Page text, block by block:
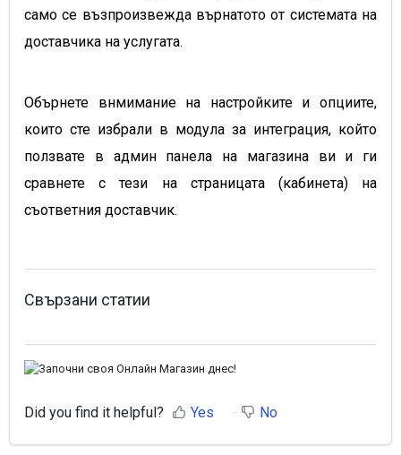
само се възпроизвежда върнатото от системата на
доставчика на услугата.
Обърнете внмимание на настройките и опциите,
които сте избрали в модула за интеграция, който
ползвате в админ панела на магазина ви и ги
сравнете с тези на страницата (кабинета) на
съответния доставчик.
Свързани статии
Did you find it helpful? Yes No